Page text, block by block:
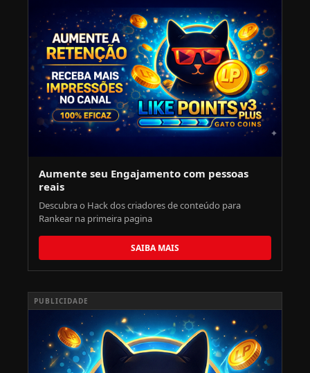
Aumente seu Engajamento com pessoas
reais
Descubra o Hack dos criadores de conteúdo para
Rankear na primeira pagina
SAIBA MAIS
PUBLICIDADE